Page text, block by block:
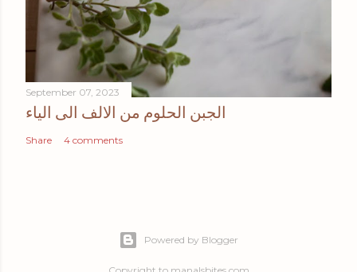
September 07, 2023
الجبن الحلوم من الالف الى الياء
Share 4 comments
Powered by Blogger